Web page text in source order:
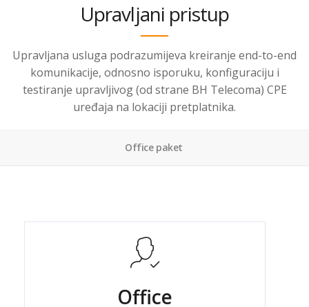
Upravljani pristup
Upravljana usluga podrazumijeva kreiranje end-to-end
komunikacije, odnosno isporuku, konfiguraciju i
testiranje upravljivog (od strane BH Telecoma) CPE
uređaja na lokaciji pretplatnika.
Office paket
Office